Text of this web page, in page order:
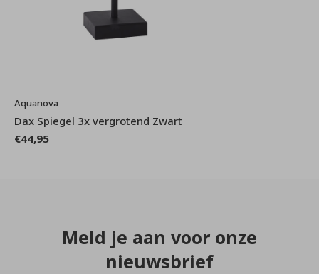
Aquanova
Dax Spiegel 3x vergrotend Zwart
€44,95
Meld je aan voor onze
nieuwsbrief